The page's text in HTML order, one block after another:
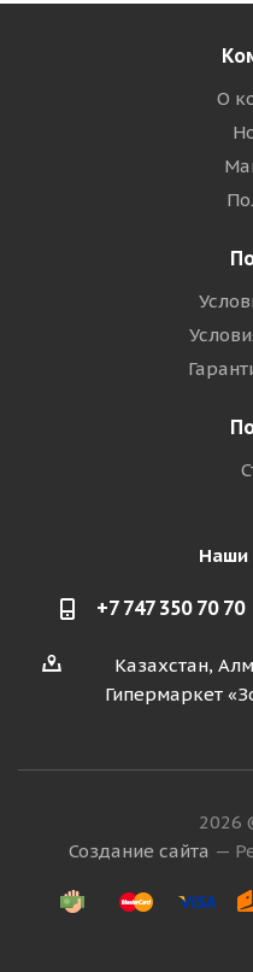
О
Наши
+7 747 350 70 70
Казахстан,
Гипермаркет
2026
Создание сайта —